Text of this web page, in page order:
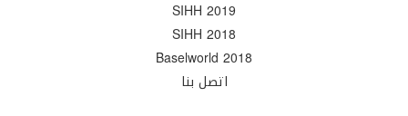
SIHH 2019
SIHH 2018
Baselworld 2018
اتصل بنا